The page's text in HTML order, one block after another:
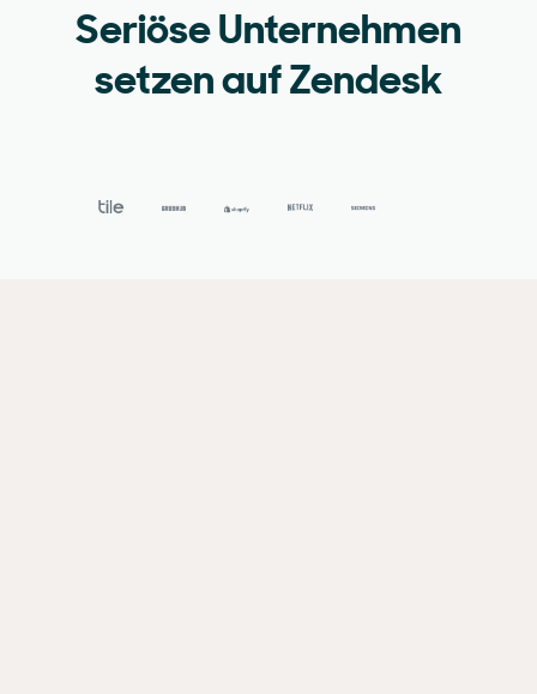
Seriöse Unternehmen
setzen auf Zendesk